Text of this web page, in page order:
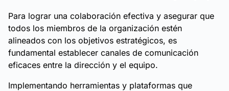
Para lograr una colaboración efectiva y asegurar que
todos los miembros de la organización estén
alineados con los objetivos estratégicos, es
fundamental establecer canales de comunicación
eficaces entre la dirección y el equipo.
Implementando herramientas y plataformas que